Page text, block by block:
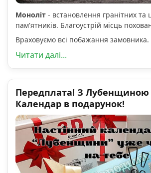
Моноліт - встановлення гранітних та
пам'ятників. Благоустрій місць
Враховуємо всі побажання замовника.
Читати далі...
Передплата! З Лубенщиною
Календар в подарунок!